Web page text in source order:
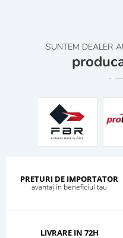
SUNTEM DEALER
PRETURI DE IMPORTATOR
avantaj in beneficiul tau
LIVRARE IN 72H